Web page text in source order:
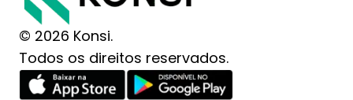
© 2026 Konsi.
Todos os direitos reservados.